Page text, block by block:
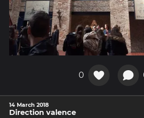
0
14 March 2018
Direction valence